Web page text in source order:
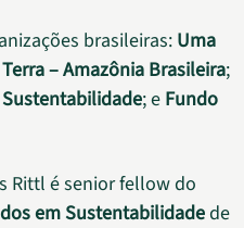
brasileiras: Uma
– Amazônia Brasileira;
; e Fundo
Rittl é senior fellow do
em Sustentabilidadede